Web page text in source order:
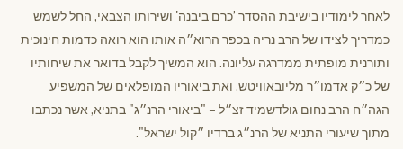
לאחר לימודיו בישיבת ההסדר ’כרם ביבנה' ושירותו הצבאי, החל לשמש
כמדריך לצידו של הרב נריה בכפר הרוא״ה אותו הוא רואה כדמות חינוכית
ותורנית מופתית ממדרגה עליונה. הוא המשיך לקבל בדואר את שיחותיו
של כ״ק אדמו״ר מליובאוויטש, ואת ביאוריו המופלאים של המשפיע
הגה״ח הרב נחום גולדשמיד זצ״ל – "ביאורי הרנ״ג" בתניא, אשר נכתבו
מתוך שיעורי התניא של הרנ״ג ברדיו ״קול ישראל".